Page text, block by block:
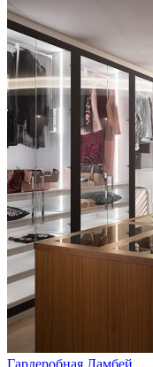
Гардеробная Ламбей